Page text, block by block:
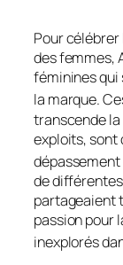
Pour
des femmes,
féminines qui
la marque.
transcende
exploits, sont
de
partageaient
passion pour
inexplorés